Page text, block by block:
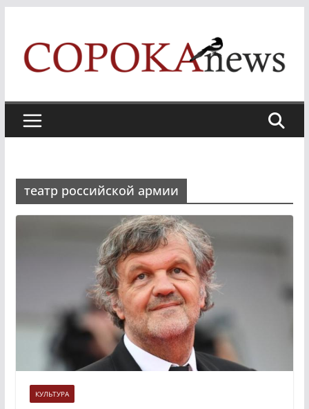
content
театр российской армии
КУЛЬТУРА